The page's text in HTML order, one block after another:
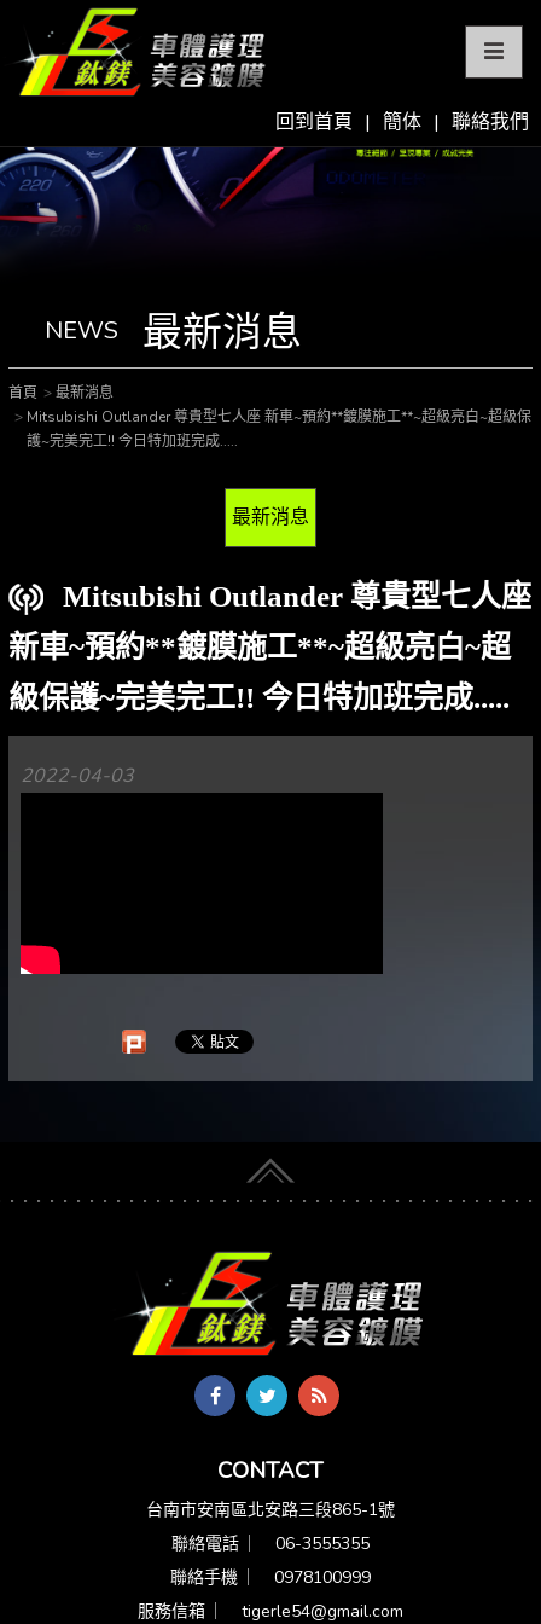
回到首頁 | 簡体 | 聯絡我們
NEWS 最新消息
首頁
最新消息
Mitsubishi Outlander 尊貴型七人座 新車~預約**鍍膜施工**~超級亮白~超級保
護~完美完工!! 今日特加班完成.....
最新消息
Mitsubishi Outlander 尊貴型七人座
新車~預約**鍍膜施工**~超級亮白~超
級保護~完美完工!! 今日特加班完成.....
2022-04-03
CONTACT
台南市安南區北安路三段865-1號
聯絡電話 ︳ 06-3555355
聯絡手機 ︳ 0978100999
服務信箱 ︳ tigerle54@gmail.com